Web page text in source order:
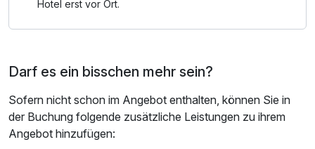
Hotel erst vor Ort.
Darf es ein bisschen mehr sein?
Sofern nicht schon im Angebot enthalten, können Sie in
der Buchung folgende zusätzliche Leistungen zu ihrem
Angebot hinzufügen: